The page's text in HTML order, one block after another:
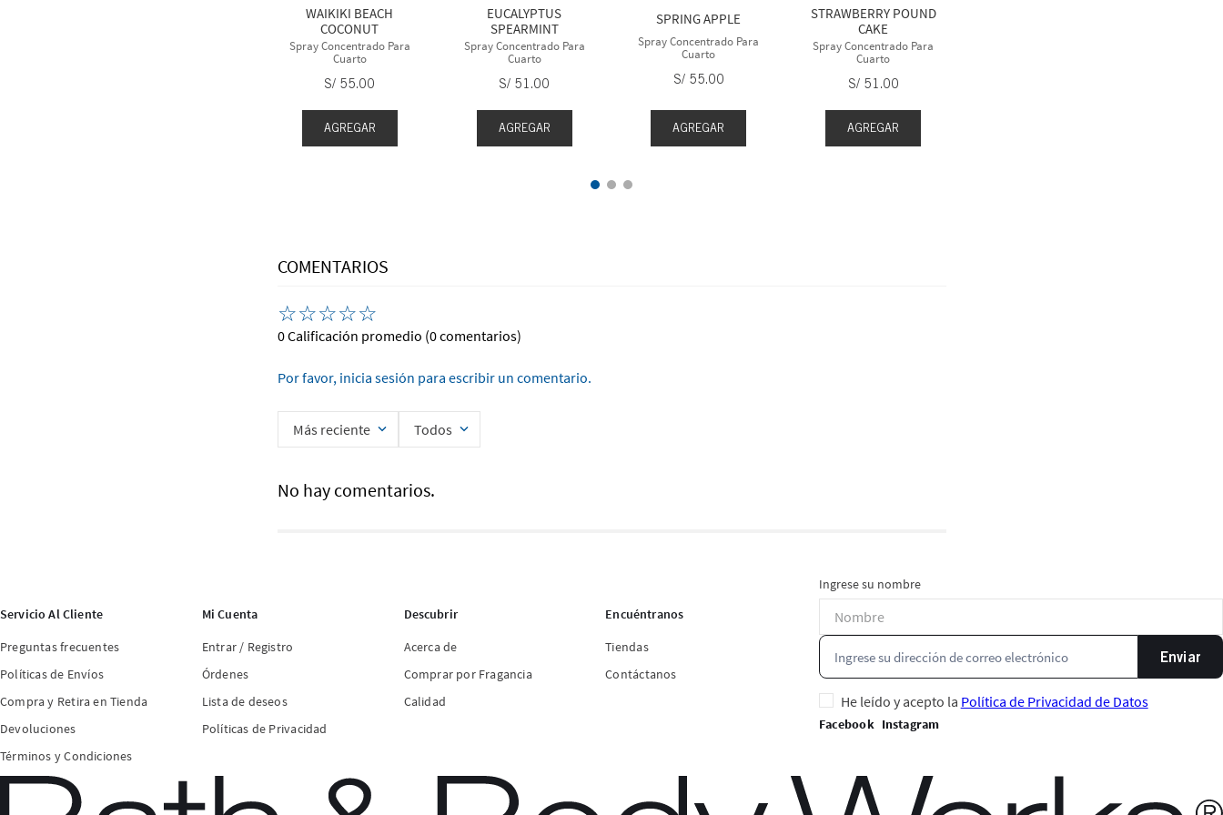
WAIKIKI BEACH
COCONUT
Spray Concentrado Para
Cuarto
S/ 55.00
AGREGAR
EUCALYPTUS
SPEARMINT
Spray Concentrado Para
Cuarto
S/ 51.00
AGREGAR
SPRING APPLE
Spray Concentrado Para
Cuarto
S/ 55.00
AGREGAR
STRAWBERRY POUND
CAKE
Spray Concentrado Para
Cuarto
S/ 51.00
AGREGAR
COMENTARIOS
☆☆☆☆☆
0 Calificación promedio (0 comentarios)
Por favor, inicia sesión para escribir un comentario.
Más reciente Todos
No hay comentarios.
Servicio Al Cliente
Preguntas frecuentes
Políticas de Envíos
Compra y Retira en Tienda
Devoluciones
Términos y Condiciones
Mi Cuenta
Entrar / Registro
Órdenes
Lista de deseos
Políticas de Privacidad
Descubrir
Acerca de
Comprar por Fragancia
Calidad
Encuéntranos
Tiendas
Contáctanos
Ingrese su nombre
Enviar
He leído y acepto la Política de Privacidad de Datos